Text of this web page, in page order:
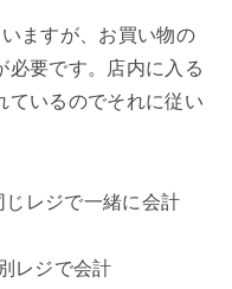
ますが、お買い物の
必要です。店内に入る
ているのでそれに従い
レジで一緒に会計
レジで会計